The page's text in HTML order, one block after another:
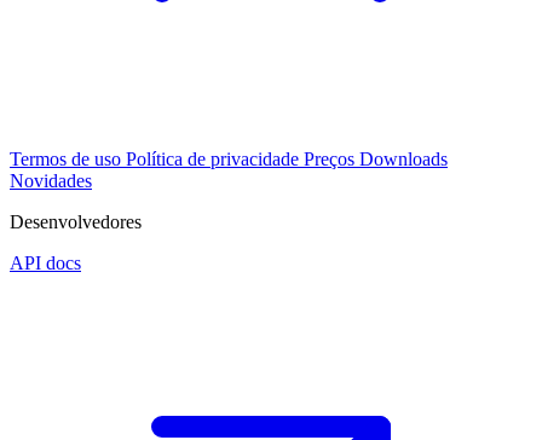
Termos de uso Política de privacidade Preços Downloads
Novidades
Desenvolvedores
API docs